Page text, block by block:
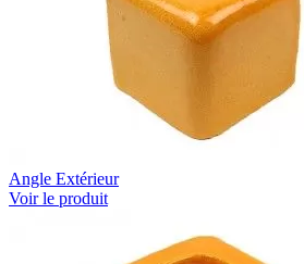
Angle Extérieur
Voir le produit